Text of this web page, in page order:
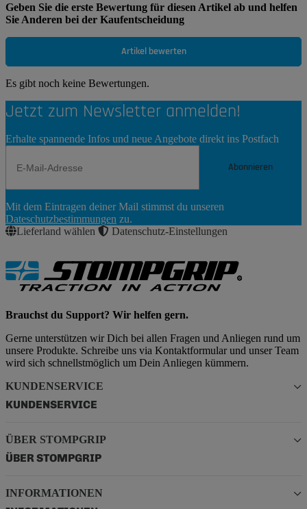
Geben Sie die erste Bewertung für diesen Artikel ab und helfen
Sie Anderen bei der Kaufentscheidung
Artikel bewerten
Es gibt noch keine Bewertungen.
Jetzt zum Newsletter anmelden!
Erhalte spannende Infos und neue Angebote direkt ins Postfach
Abonnieren
Abonnieren
Mit dem Eintragen deiner Mail stimmst du unseren
Dateschutzbestimmungen zu.
Lieferland wählen
Datenschutz-Einstellungen
Brauchst du Support? Wir helfen gern.
Gerne unterstützen wir Dich bei allen Fragen und Anliegen rund um
unsere Produkte. Schreibe uns via Kontaktformular und unser Team
wird sich schnellstmöglich um Dein Anliegen kümmern.
KUNDENSERVICE
KUNDENSERVICE
ÜBER STOMPGRIP
ÜBER STOMPGRIP
INFORMATIONEN